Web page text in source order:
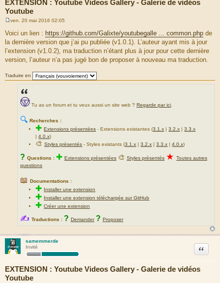
EXTENSION : Youtube Videos Gallery - Galerie de vidéos
Youtube
e
s
s
g
e
ven. 20 mai 2016 02:05
Voici un lien : https://github.com/Galixte/youtubegalle ... common.php de
la dernière version que j’ai pu publiée (v1.0.1). L’auteur ayant mis à jour
l’extension (v1.0.2), ma traduction n’étant plus à jour pour cette dernière
version, l’auteur n’a pas jugé bon de proposer à nouveau ma traduction.
Traduire en
Tu as un forum et tu veux aussi un site web ? Regarde par ici.
🔍 Recherches :
✚Extensions présentées - Extensions existantes (3.1.x |3.2.x |3.3.x
|4.0.x)
🎨Styles présentés - Styles existants (3.1.x |3.2.x |3.3.x |4.0.x)
? Questions : ✚ Extensions présentées 🎨 Styles présentés ★ Toutes autres
questions
📖 Documentations :
✚ Installer une extension
✚ Installer une extension téléchargée sur GitHub
✚Créer une extension
✍ Traductions : ? Demander ? Proposer
samemmerde
Invité
EXTENSION : Youtube Videos Gallery - Galerie de vidéos
Youtube
Citation